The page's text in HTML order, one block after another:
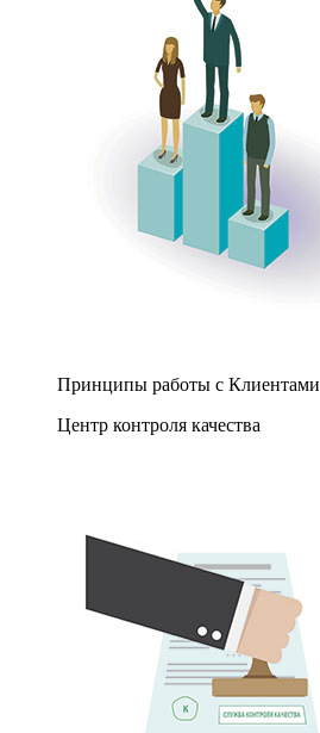
Принципы работы с Клиентами
Центр контроля качества